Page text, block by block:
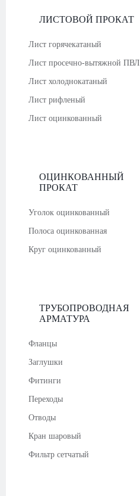
ЛИСТОВОЙ ПРОКАТ
Лист горячекатаный
Лист просечно-вытяжной ПВЛ
Лист холоднокатаный
Лист рифленый
Лист оцинкованный
ОЦИНКОВАННЫЙ
ПРОКАТ
Уголок оцинкованный
Полоса оцинкованная
Круг оцинкованный
ТРУБОПРОВОДНАЯ
АРМАТУРА
Фланцы
Заглушки
Фитинги
Переходы
Отводы
Кран шаровый
Фильтр сетчатый